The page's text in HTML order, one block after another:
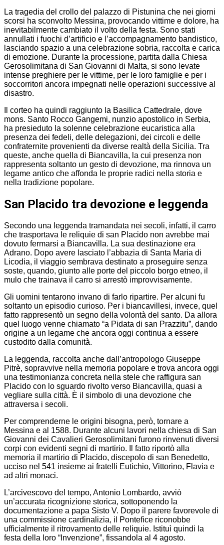
La tragedia del crollo del palazzo di Pistunina che nei giorni
scorsi ha sconvolto Messina, provocando vittime e dolore, ha
inevitabilmente cambiato il volto della festa. Sono stati
annullati i fuochi d’artificio e l’accompagnamento bandistico,
lasciando spazio a una celebrazione sobria, raccolta e carica
di emozione. Durante la processione, partita dalla Chiesa
Gerosolimitana di San Giovanni di Malta, si sono levate
intense preghiere per le vittime, per le loro famiglie e per i
soccorritori ancora impegnati nelle operazioni successive al
disastro.
Il corteo ha quindi raggiunto la Basilica Cattedrale, dove
mons. Santo Rocco Gangemi, nunzio apostolico in Serbia,
ha presieduto la solenne celebrazione eucaristica alla
presenza dei fedeli, delle delegazioni, dei circoli e delle
confraternite provenienti da diverse realtà della Sicilia. Tra
queste, anche quella di Biancavilla, la cui presenza non
rappresenta soltanto un gesto di devozione, ma rinnova un
legame antico che affonda le proprie radici nella storia e
nella tradizione popolare.
San Placido tra devozione e leggenda
Secondo una leggenda tramandata nei secoli, infatti, il carro
che trasportava le reliquie di san Placido non avrebbe mai
dovuto fermarsi a Biancavilla. La sua destinazione era
Adrano. Dopo avere lasciato l’abbazia di Santa Maria di
Licodia, il viaggio sembrava destinato a proseguire senza
soste, quando, giunto alle porte del piccolo borgo etneo, il
mulo che trainava il carro si arrestò improvvisamente.
Gli uomini tentarono invano di farlo ripartire. Per alcuni fu
soltanto un episodio curioso. Per i biancavillesi, invece, quel
fatto rappresentò un segno della volontà del santo. Da allora
quel luogo venne chiamato “a Pidata di san Prazzitu”, dando
origine a un legame che ancora oggi continua a essere
custodito dalla comunità.
La leggenda, raccolta anche dall’antropologo Giuseppe
Pitrè, sopravvive nella memoria popolare e trova ancora oggi
una testimonianza concreta nella stele che raffigura san
Placido con lo sguardo rivolto verso Biancavilla, quasi a
vegliare sulla città. È il simbolo di una devozione che
attraversa i secoli.
Per comprenderne le origini bisogna, però, tornare a
Messina e al 1588. Durante alcuni lavori nella chiesa di San
Giovanni dei Cavalieri Gerosolimitani furono rinvenuti diversi
corpi con evidenti segni di martirio. Il fatto riportò alla
memoria il martirio di Placido, discepolo di san Benedetto,
ucciso nel 541 insieme ai fratelli Eutichio, Vittorino, Flavia e
ad altri monaci.
L’arcivescovo del tempo, Antonio Lombardo, avviò
un’accurata ricognizione storica, sottoponendo la
documentazione a papa Sisto V. Dopo il parere favorevole di
una commissione cardinalizia, il Pontefice riconobbe
ufficialmente il ritrovamento delle reliquie. Istituì quindi la
festa della loro “Invenzione”, fissandola al 4 agosto.